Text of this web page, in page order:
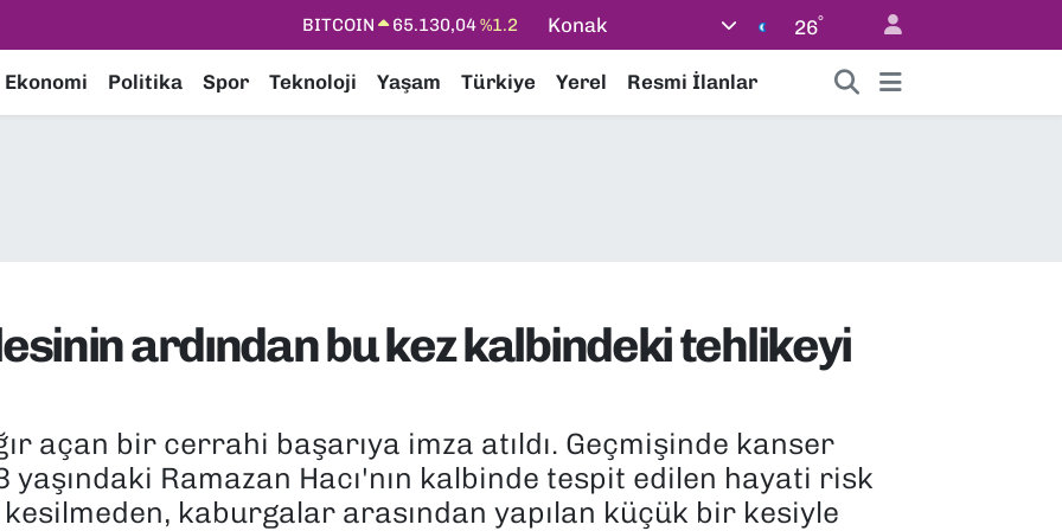
DOLAR 47,7106%0.17
STERLİN
64,4046%0.35
Konak 26°
Ekonomi Politika Spor Teknoloji Yaşam Türkiye Yerel Resmi İlanlar
ardından bu kez kalbindeki tehlikeyi
açan bir cerrahi başarıya imza atıldı. Geçmişinde kanser
Ramazan Hacı'nın kalbinde tespit edilen hayati risk
kaburgalar arasından yapılan küçük bir kesiyle